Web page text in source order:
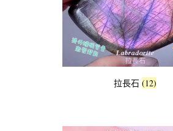
拉長石(12)